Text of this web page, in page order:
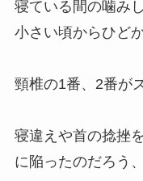
寝ている間の噛みし
小さい頃からひど
頸椎の1番、2番が
寝違えや首の捻挫
に陥ったのだろう、